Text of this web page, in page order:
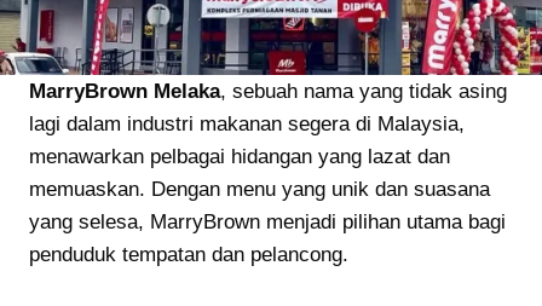
MarryBrown Melaka, sebuah nama yang tidak asing
lagi dalam industri makanan segera di Malaysia,
menawarkan pelbagai hidangan yang lazat dan
memuaskan. Dengan menu yang unik dan suasana
yang selesa, MarryBrown menjadi pilihan utama bagi
penduduk tempatan dan pelancong.